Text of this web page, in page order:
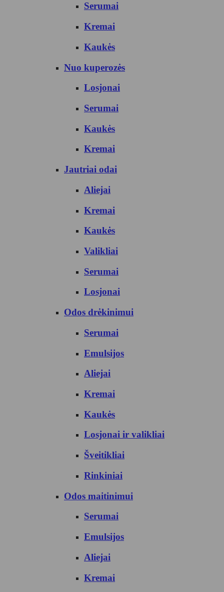
Serumai
Kremai
Kaukės
Nuo kuperozės
Losjonai
Serumai
Kaukės
Kremai
Jautriai odai
Aliejai
Kremai
Kaukės
Valikliai
Serumai
Losjonai
Odos drėkinimui
Serumai
Emulsijos
Aliejai
Kremai
Kaukės
Losjonai ir valikliai
Šveitikliai
Rinkiniai
Odos maitinimui
Serumai
Emulsijos
Aliejai
Kremai